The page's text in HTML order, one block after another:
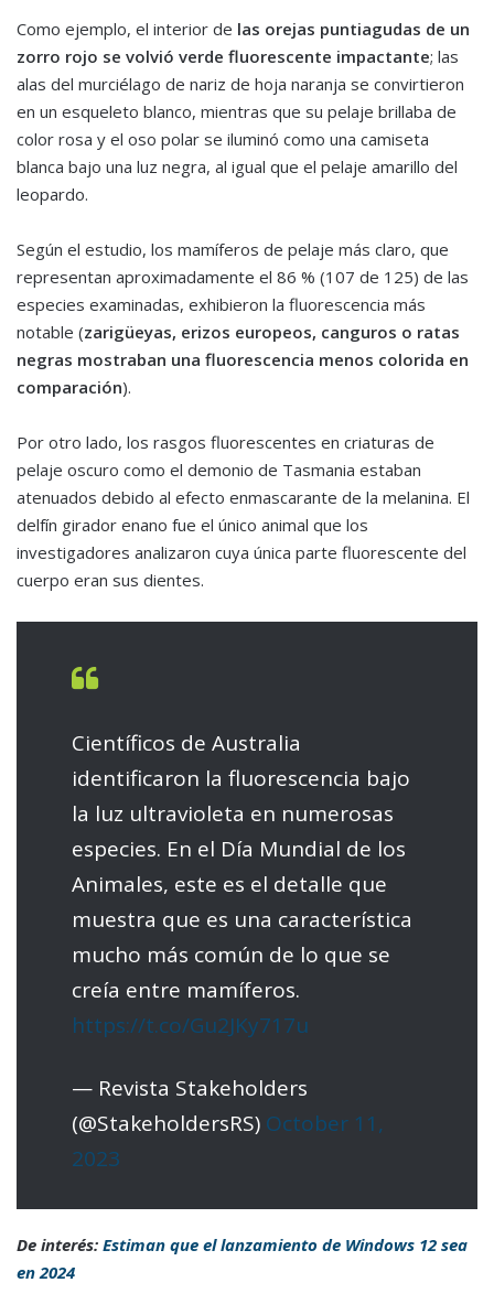
Como ejemplo, el interior de las orejas puntiagudas de un
zorro rojo se volvió verde fluorescente impactante; las
alas del murciélago de nariz de hoja naranja se convirtieron
en un esqueleto blanco, mientras que su pelaje brillaba de
color rosa y el oso polar se iluminó como una camiseta
blanca bajo una luz negra, al igual que el pelaje amarillo del
leopardo.
Según el estudio, los mamíferos de pelaje más claro, que
representan aproximadamente el 86 % (107 de 125) de las
especies examinadas, exhibieron la fluorescencia más
notable (zarigüeyas, erizos europeos, canguros o ratas
negras mostraban una fluorescencia menos colorida en
comparación).
Por otro lado, los rasgos fluorescentes en criaturas de
pelaje oscuro como el demonio de Tasmania estaban
atenuados debido al efecto enmascarante de la melanina. El
delfín girador enano fue el único animal que los
investigadores analizaron cuya única parte fluorescente del
cuerpo eran sus dientes.
Científicos de Australia
identificaron la fluorescencia bajo
la luz ultravioleta en numerosas
especies. En el Día Mundial de los
Animales, este es el detalle que
muestra que es una característica
mucho más común de lo que se
creía entre mamíferos.
https://t.co/Gu2JKy717u
— Revista Stakeholders
(@StakeholdersRS) October 11,
2023
De interés: Estiman que el lanzamiento de Windows 12 sea
en 2024